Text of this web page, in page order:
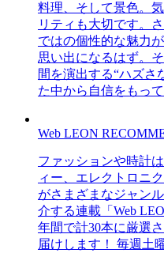
料理、そして景色。
リティも大切です。
ではの個性的な魅力
思い出になるはず。
間を演出する“ハズさ
た中から自信をもっ
Web LEON
ファッションや時計
ィー、エレクトロニ
がさまざまなジャン
介する連載「Web
年間で計30本に厳選
届けします！ 毎週土